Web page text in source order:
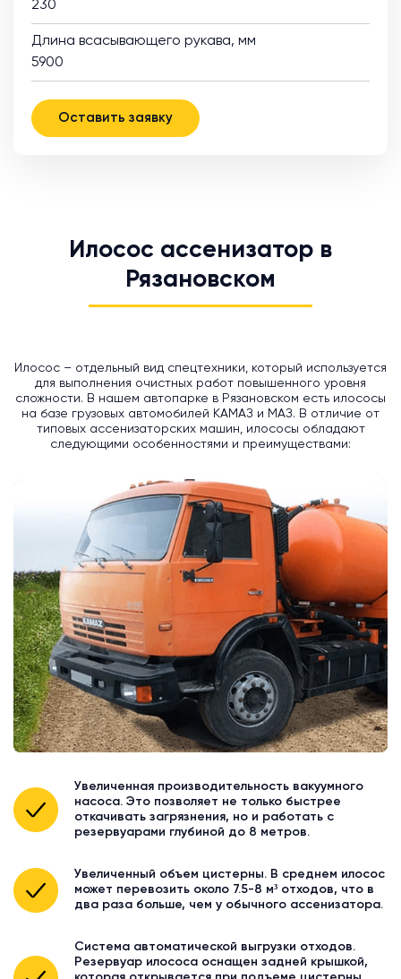
230
Длина всасывающего рукава, мм
5900
Оставить заявку
Илосос ассенизатор в
Рязановском
Илосос – отдельный вид спецтехники, который используется
для выполнения очистных работ повышенного уровня
сложности. В нашем автопарке в Рязановском есть илососы
на базе грузовых автомобилей КАМАЗ и МАЗ. В отличие от
типовых ассенизаторских машин, илососы обладают
следующими особенностями и преимуществами:
Увеличенная производительность вакуумного
насоса. Это позволяет не только быстрее
откачивать загрязнения, но и работать с
резервуарами глубиной до 8 метров.
Увеличенный объем цистерны. В среднем илосос
может перевозить около 7.5-8 м³ отходов, что в
два раза больше, чем у обычного ассенизатора.
Система автоматической выгрузки отходов.
Резервуар илососа оснащен задней крышкой,